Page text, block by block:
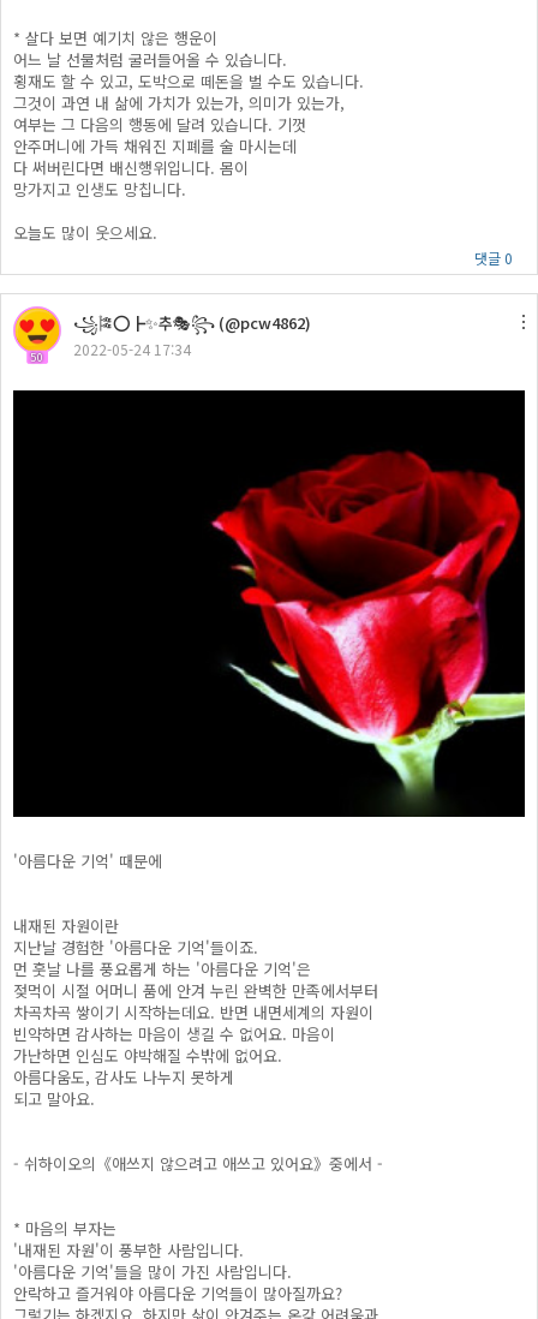
* 살다 보면 예기치 않은 행운이
어느 날 선물처럼 굴러들어올 수 있습니다.
횡재도 할 수 있고, 도박으로 떼돈을 벌 수도 있습니다.
그것이 과연 내 삶에 가치가 있는가, 의미가 있는가,
여부는 그 다음의 행동에 달려 있습니다. 기껏
안주머니에 가득 채워진 지폐를 술 마시는데
다 써버린다면 배신행위입니다. 몸이
망가지고 인생도 망칩니다.
오늘도 많이 웃으세요.
댓글 0
50
꧁🎏⭕┣✨추🎭꧂ (@pcw4862)
2022-05-24 17:34
'아름다운 기억' 때문에
내재된 자원이란
지난날 경험한 '아름다운 기억'들이죠.
먼 훗날 나를 풍요롭게 하는 '아름다운 기억'은
젖먹이 시절 어머니 품에 안겨 누린 완벽한 만족에서부터
차곡차곡 쌓이기 시작하는데요. 반면 내면세계의 자원이
빈약하면 감사하는 마음이 생길 수 없어요. 마음이
가난하면 인심도 야박해질 수밖에 없어요.
아름다움도, 감사도 나누지 못하게
되고 말아요.
- 쉬하이오의《애쓰지 않으려고 애쓰고 있어요》중에서 -
* 마음의 부자는
'내재된 자원'이 풍부한 사람입니다.
'아름다운 기억'들을 많이 가진 사람입니다.
안락하고 즐거워야 아름다운 기억들이 많아질까요?
그렇기는 하겠지요. 하지만 삶이 안겨주는 온갖 어려움과